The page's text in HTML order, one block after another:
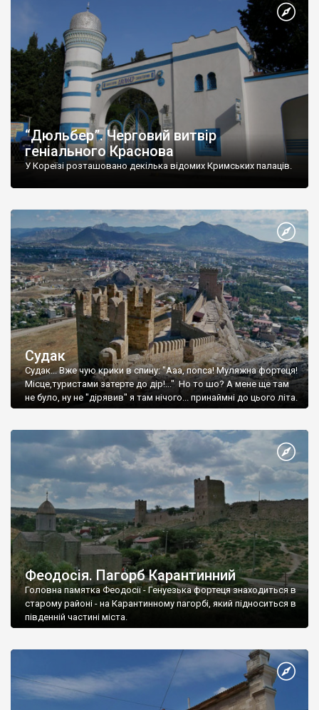
“Дюльбер”. Черговий витвір
геніального Краснова
У Кореїзі розташовано декілька відомих Кримських палаців.
Судак
Судак... Вже чую крики в спину: "Ааа, попса! Муляжна фортеця!
Місце,туристами затерте до дір!..." Но то шо? А мене ще там
не було, ну не "дірявив" я там нічого... принаймні до цього літа.
Феодосія. Пагорб Карантинний
Головна памятка Феодосії - Генуезька фортеця знаходиться в
старому районі - на Карантинному пагорбі, який підноситься в
південній частині міста.